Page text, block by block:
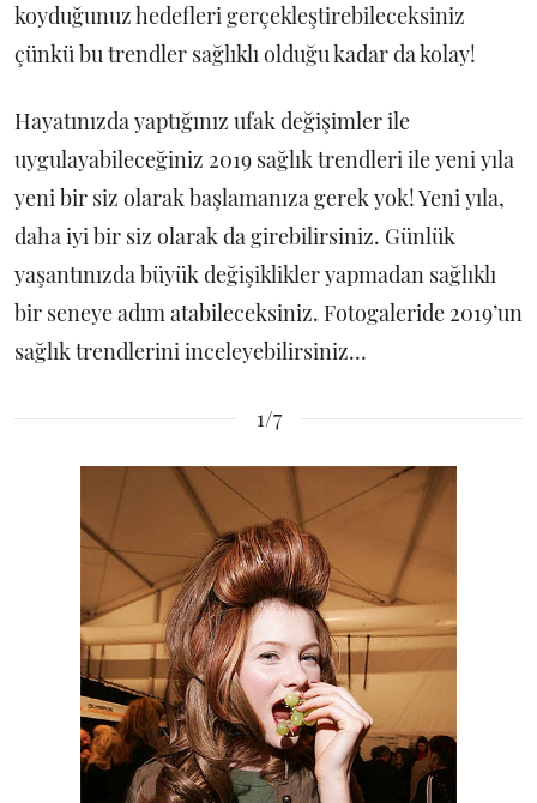
koyduğunuz hedefleri gerçekleştirebileceksiniz
çünkü bu trendler sağlıklı olduğu kadar da kolay!
Hayatınızda yaptığınız ufak değişimler ile
uygulayabileceğiniz 2019 sağlık trendleri ile yeni yıla
yeni bir siz olarak başlamanıza gerek yok! Yeni yıla,
daha iyi bir siz olarak da girebilirsiniz. Günlük
yaşantınızda büyük değişiklikler yapmadan sağlıklı
bir seneye adım atabileceksiniz. Fotogaleride 2019’un
sağlık trendlerini inceleyebilirsiniz…
1/7